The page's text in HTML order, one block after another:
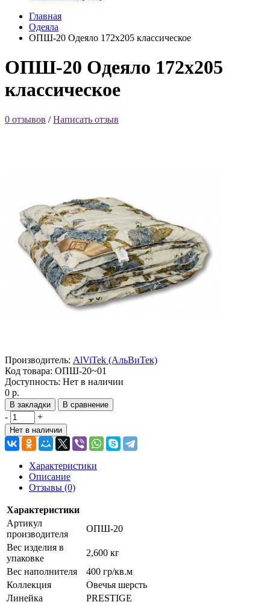
Главная
Одеяла
ОПШ-20 Одеяло 172х205 классическое
ОПШ-20 Одеяло 172х205
классическое
0 отзывов /Написать отзыв
Производитель: AlViTek (АльВиТек)
Код товара: ОПШ-20~01
Доступность: Нет в наличии
0 р.
В закладки В сравнение
- +
Нет в наличии
Характеристики
Описание
Отзывы (0)
Характеристики
Артикул
производителя
ОПШ-20
Вес изделия в
упаковке
2,600 кг
Вес наполнителя
400 гр/кв.м
Коллекция
Овечья шерсть
Линейка
PRESTIGE